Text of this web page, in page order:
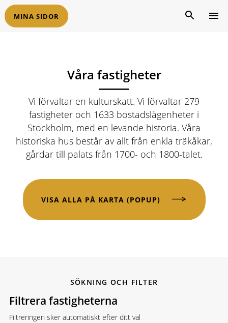
MINA SIDOR
Våra fastigheter
Vi förvaltar en kulturskatt. Vi förvaltar 279
fastigheter och 1633 bostadslägenheter i
Stockholm, med en levande historia. Våra
historiska hus består av allt från enkla träkåkar,
gårdar till palats från 1700- och 1800-talet.
VISA ALLA PÅ KARTA (POPUP)
SÖKNING OCH FILTER
Filtrera fastigheterna
Filtreringen sker automatiskt efter ditt val